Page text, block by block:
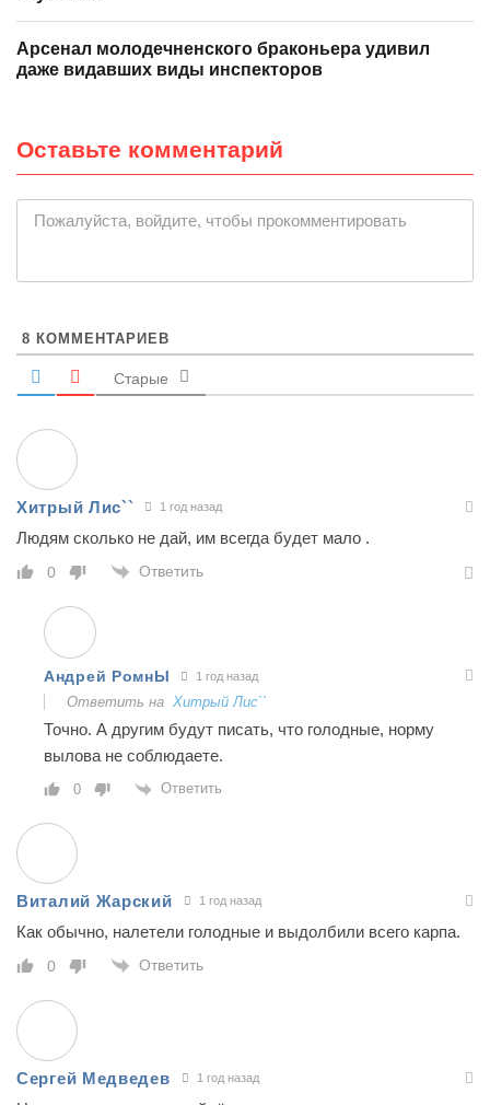
Арсенал молодечненского браконьера удивил
даже видавших виды инспекторов
Оставьте комментарий
Пожалуйста, войдите, чтобы прокомментировать
8 КОММЕНТАРИЕВ
Старые
Хитрый Лис`` 1 год назад
Людям сколько не дай, им всегда будет мало .
0 Ответить
Андрей РомнЫ 1 год назад
Ответить на Хитрый Лис``
Точно. А другим будут писать, что голодные, норму
вылова не соблюдаете.
0 Ответить
Виталий Жарский 1 год назад
Как обычно, налетели голодные и выдолбили всего карпа.
0 Ответить
Сергей Медведев 1 год назад